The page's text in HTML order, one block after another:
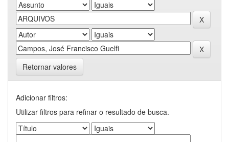
Retornar valores
Adicionar filtros:
Utilizar filtros para refinar o resultado de busca.